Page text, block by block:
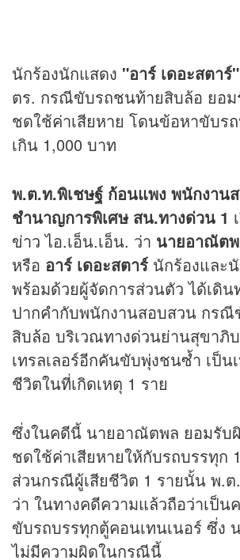
นักร้องนักแสดง "อาร์ เดอะสตาร์"
ตร. กรณีขับรถชนท้ายสิบล้อ ยอ
ชดใช้ค่าเสียหาย โดนข้อหาขับร
เกิน 1,000 บาท
พ.ต.ท.พิเชษฐ์ ก้อนแพง พนักงาน
ชำนาญการพิเศษ สน.ทางด่วน 1
ข่าวไอ.เอ็น.เอ็น. ว่า นายอาณัต
หรือ อาร์ เดอะสตาร์ นักร้องและ
พร้อมด้วยผู้จัดการส่วนตัว ได้เดิน
ปากคำกับพนักงานสอบสวน กร
สิบล้อ บริเวณทางด่วนย่านสุขาภิ
เทรลเลอร์อีกคันขับพุ่งชนซ้ำ เป็น
ชีวิตในที่เกิดเหตุ 1 ราย
ซึ่งในคดีนี้ นายอาณัตพล ยอมรับ
ชดใช้ค่าเสียหายให้กับรถบรรทุก
ส่วนกรณีผู้เสียชีวิต 1 รายนั้น พ.ต
ว่า ในทางคดีความแล้วถือว่าเป็
ขับรถบรรทุกตู้คอนเทนเนอร์ ซึ่ง
ไม่มีความผิดในกรณีนี้